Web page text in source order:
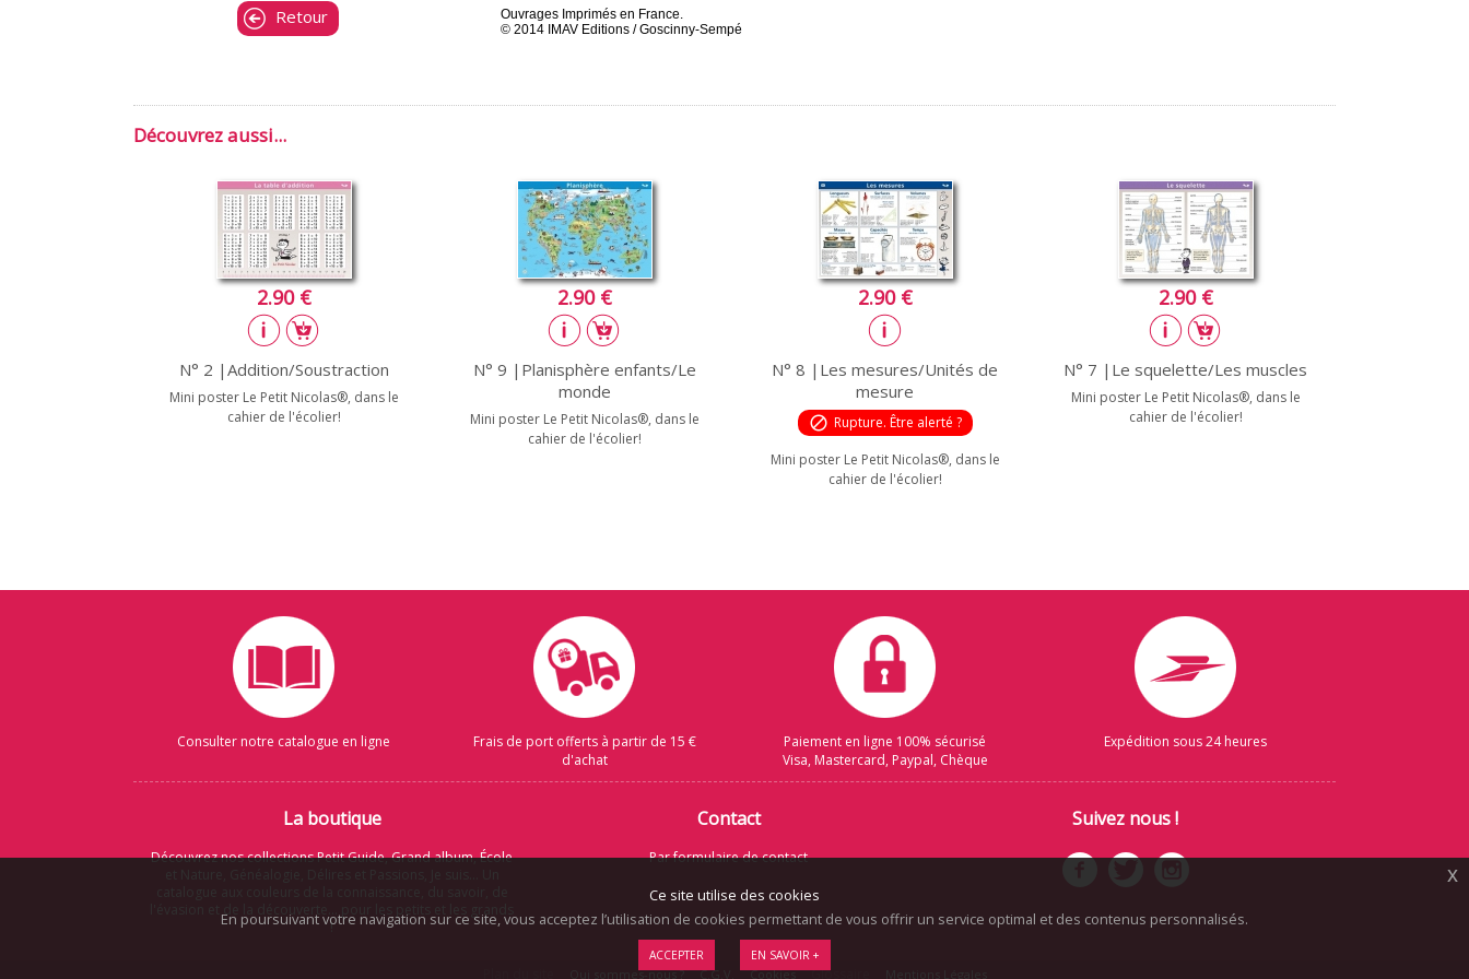
Ce site utilise des cookies
En poursuivant votre navigation sur ce site, vous acceptez l’utilisation de cookies permettant de vous offrir un service optimal et des contenus personnalisés.
ACCEPTER EN SAVOIR +
x
Retour
Ouvrages Imprimés en France.
© 2014 IMAV Editions / Goscinny-Sempé
Découvrez aussi...
2.90 €
N° 2 |Addition/Soustraction
Mini poster Le Petit Nicolas®, dans le
cahier de l'écolier!
2.90 €
N° 9 |Planisphère enfants/Le
monde
Mini poster Le Petit Nicolas®, dans le
cahier de l'écolier!
2.90 €
N° 8 |Les mesures/Unités de
mesure
block Rupture. Être alerté ?
Mini poster Le Petit Nicolas®, dans le
cahier de l'écolier!
2.90 €
N° 7 |Le squelette/Les muscles
Mini poster Le Petit Nicolas®, dans le
cahier de l'écolier!
Consulter notre catalogue en ligne
Frais de port offerts à partir de 15 €
d'achat
Paiement en ligne 100% sécurisé
Visa, Mastercard, Paypal, Chèque
Expédition sous 24 heures
La boutique
Découvrez nos collections Petit Guide, Grand album, École
!
Contact
Par formulaire de contact
Suivez nous !
Qui sommes-nous ? C.G.V. Cookies Glossaire